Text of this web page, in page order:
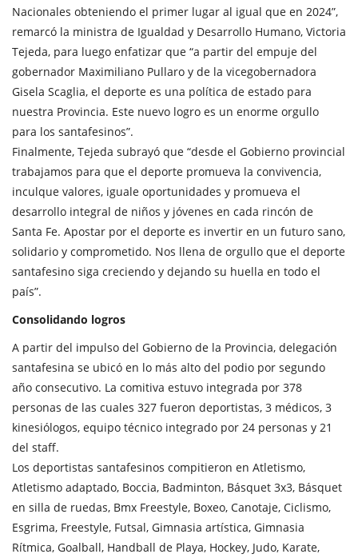
Nacionales obteniendo el primer lugar al igual que en 2024”,
remarcó la ministra de Igualdad y Desarrollo Humano, Victoria
Tejeda, para luego enfatizar que “a partir del empuje del
gobernador Maximiliano Pullaro y de la vicegobernadora
Gisela Scaglia, el deporte es una política de estado para
nuestra Provincia. Este nuevo logro es un enorme orgullo
para los santafesinos”.
Finalmente, Tejeda subrayó que “desde el Gobierno provincial
trabajamos para que el deporte promueva la convivencia,
inculque valores, iguale oportunidades y promueva el
desarrollo integral de niños y jóvenes en cada rincón de
Santa Fe. Apostar por el deporte es invertir en un futuro sano,
solidario y comprometido. Nos llena de orgullo que el deporte
santafesino siga creciendo y dejando su huella en todo el
país”.
Consolidando logros
A partir del impulso del Gobierno de la Provincia, delegación
santafesina se ubicó en lo más alto del podio por segundo
año consecutivo. La comitiva estuvo integrada por 378
personas de las cuales 327 fueron deportistas, 3 médicos, 3
kinesiólogos, equipo técnico integrado por 24 personas y 21
del staff.
Los deportistas santafesinos compitieron en Atletismo,
Atletismo adaptado, Boccia, Badminton, Básquet 3x3, Básquet
en silla de ruedas, Bmx Freestyle, Boxeo, Canotaje, Ciclismo,
Esgrima, Freestyle, Futsal, Gimnasia artística, Gimnasia
Rítmica, Goalball, Handball de Playa, Hockey, Judo, Karate,